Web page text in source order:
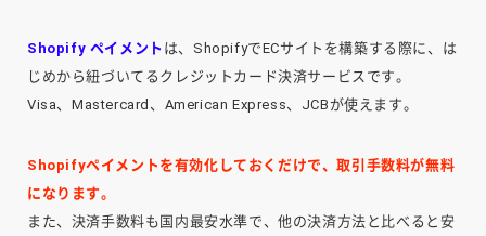
Shopify ペイメント は、ShopifyでECサイトを構築する際に、は
じめから紐づいてるクレジットカード決済サービスです。
Visa、Mastercard、American Express、JCBが使えます。
Shopifyペイメントを有効化しておくだけで、取引手数料が無料
になります。
また、決済手数料も国内最安水準で、他の決済方法と比べると安